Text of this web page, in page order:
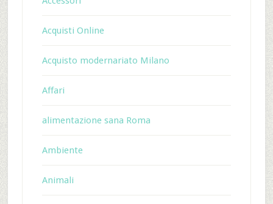
Acquisti Online
Acquisto modernariato Milano
Affari
alimentazione sana Roma
Ambiente
Animali